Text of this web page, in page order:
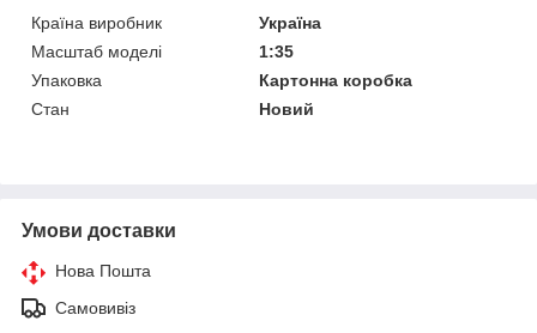
Країна виробник
Україна
Масштаб моделі
1:35
Упаковка
Картонна коробка
Стан
Новий
Умови доставки
Нова Пошта
Самовивіз